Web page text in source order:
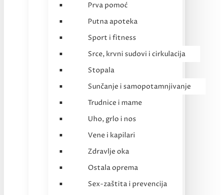
Prva pomoć
Putna apoteka
Sport i fitness
Srce, krvni sudovi i cirkulacija
Stopala
Sunčanje i samopotamnjivanje
Trudnice i mame
Uho, grlo i nos
Vene i kapilari
Zdravlje oka
Ostala oprema
Sex-zaštita i prevencija